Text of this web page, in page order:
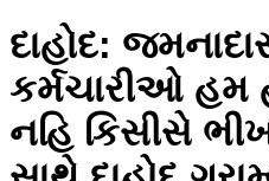
દાહોદ:
કર્મચારીઓ હમ
નહિ કિસીસે